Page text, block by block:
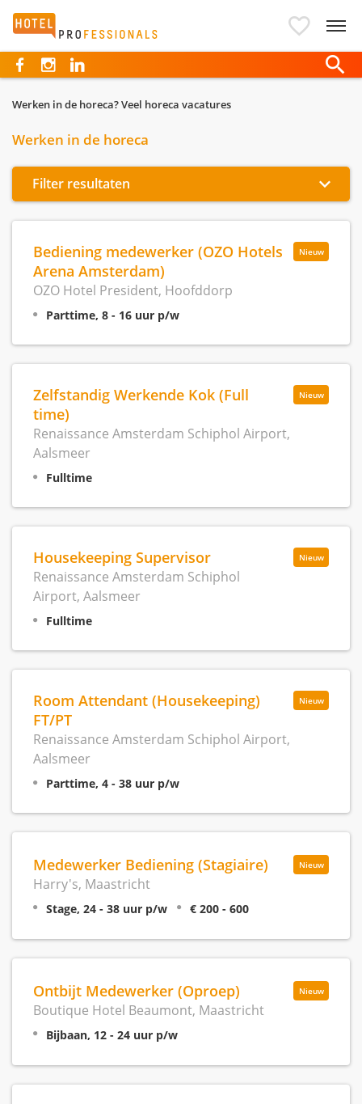
Hotelprofessionals
Werken in de horeca? Veel horeca vacatures
Werken in de horeca
Filter resultaten
Nieuw
Bediening medewerker (OZO Hotels
Arena Amsterdam)
OZO Hotel President, Hoofddorp
Parttime, 8 - 16 uur p/w
Nieuw
Zelfstandig Werkende Kok (Full
time)
Renaissance Amsterdam Schiphol Airport,
Aalsmeer
Fulltime
Nieuw
Housekeeping Supervisor
Renaissance Amsterdam Schiphol
Airport, Aalsmeer
Fulltime
Nieuw
Room Attendant (Housekeeping)
FT/PT
Renaissance Amsterdam Schiphol Airport,
Aalsmeer
Parttime, 4 - 38 uur p/w
Nieuw
Medewerker Bediening (Stagiaire)
Harry's, Maastricht
Stage, 24 - 38 uur p/w € 200 - 600
Nieuw
Ontbijt Medewerker (Oproep)
Boutique Hotel Beaumont, Maastricht
Bijbaan, 12 - 24 uur p/w